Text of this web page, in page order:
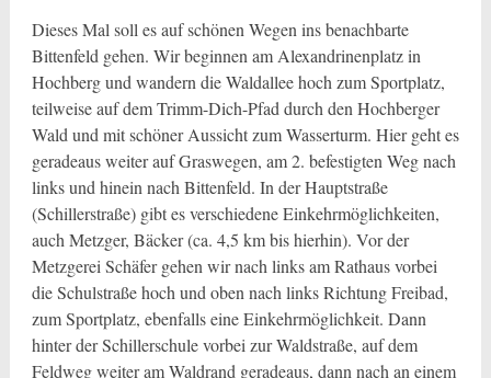
Dieses Mal soll es auf schönen Wegen ins benachbarte
Bittenfeld gehen. Wir beginnen am Alexandrinenplatz in
Hochberg und wandern die Waldallee hoch zum Sportplatz,
teilweise auf dem Trimm-Dich-Pfad durch den Hochberger
Wald und mit schöner Aussicht zum Wasserturm. Hier geht es
geradeaus weiter auf Graswegen, am 2. befestigten Weg nach
links und hinein nach Bittenfeld. In der Hauptstraße
(Schillerstraße) gibt es verschiedene Einkehrmöglichkeiten,
auch Metzger, Bäcker (ca. 4,5 km bis hierhin). Vor der
Metzgerei Schäfer gehen wir nach links am Rathaus vorbei
die Schulstraße hoch und oben nach links Richtung Freibad,
zum Sportplatz, ebenfalls eine Einkehrmöglichkeit. Dann
hinter der Schillerschule vorbei zur Waldstraße, auf dem
Feldweg weiter am Waldrand geradeaus, dann nach an einem